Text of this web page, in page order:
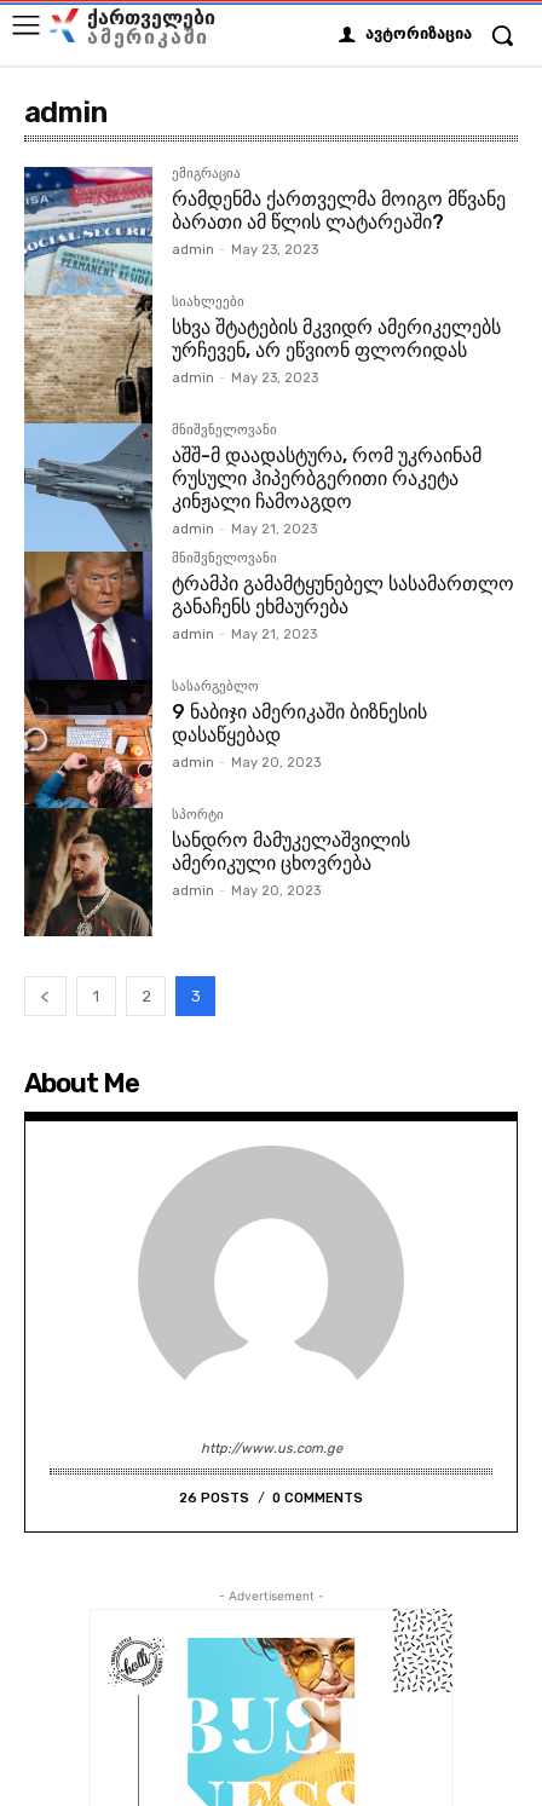
ქართველები
ამერიკაში ავტორიზაცია
admin
ემიგრაცია
რამდენმა ქართველმა მოიგო მწვანე
ბარათი ამ წლის ლატარეაში?
admin - May 23, 2023
სიახლეები
სხვა შტატების მკვიდრ ამერიკელებს
ურჩევენ, არ ეწვიონ ფლორიდას
admin - May 23, 2023
მნიშვნელოვანი
აშშ-მ დაადასტურა, რომ უკრაინამ
რუსული ჰიპერბგერითი რაკეტა
კინჟალი ჩამოაგდო
admin -
May 21, 2023
მნიშვნელოვანი
ტრამპი გამამტყუნებელ სასამართლო
განაჩენს ეხმაურება
admin - May 21, 2023
სასარგებლო
9 ნაბიჯი ამერიკაში ბიზნესის
დასაწყებად
admin - May 20, 2023
სპორტი
სანდრო მამუკელაშვილის
ამერიკული ცხოვრება
admin - May 20, 2023
1 2 3
About Me
http://www.us.com.ge
26 POSTS 0 COMMENTS
- Advertisement -